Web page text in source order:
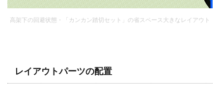
高架下の回避状態・「カンカン踏切セット」の省スペース大きなレイアウト
レイアウトパーツの配置